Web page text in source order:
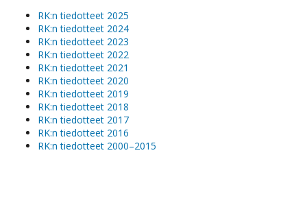
RK:n tiedotteet 2025
RK:n tiedotteet 2024
RK:n tiedotteet 2023
RK:n tiedotteet 2022
RK:n tiedotteet 2021
RK:n tiedotteet 2020
RK:n tiedotteet 2019
RK:n tiedotteet 2018
RK:n tiedotteet 2017
RK:n tiedotteet 2016
RK:n tiedotteet 2000–2015